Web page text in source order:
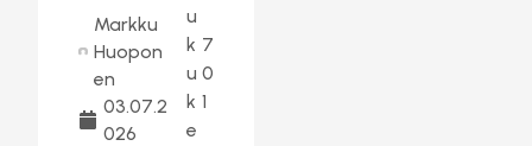
Markku
Huopon
en
03.07.2
026
u
k
u
k
e
7
0
1